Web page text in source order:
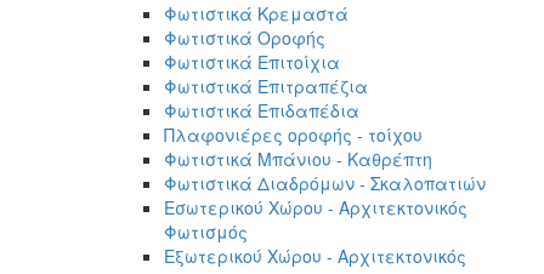
Φωτιστικά Κρεμαστά
Φωτιστικά Οροφής
Φωτιστικά Επιτοίχια
Φωτιστικά Επιτραπέζια
Φωτιστικά Επιδαπέδια
Πλαφονιέρες οροφής - τοίχου
Φωτιστικά Μπάνιου - Καθρέπτη
Φωτιστικά Διαδρόμων - Σκαλοπατιών
Εσωτερικού Χώρου - Αρχιτεκτονικός
Φωτισμός
Εξωτερικού Χώρου - Αρχιτεκτονικός